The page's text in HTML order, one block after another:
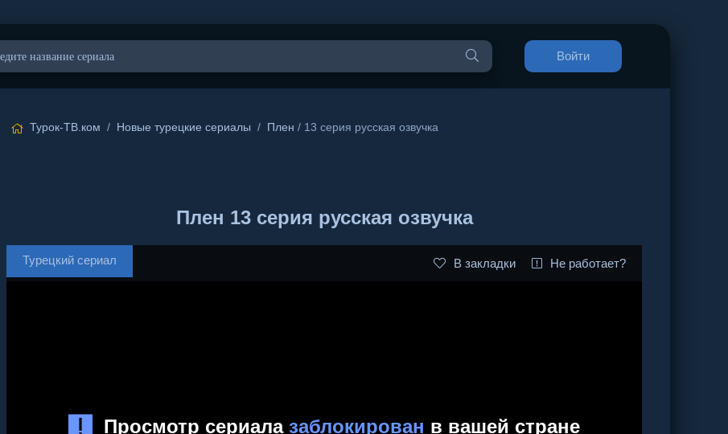
Войти
Турок-ТВ.ком / Новые турецкие сериалы / Плен / 13 серия русская озвучка
Плен 13 серия русская озвучка
Турецкий сериал В закладки Не работает?